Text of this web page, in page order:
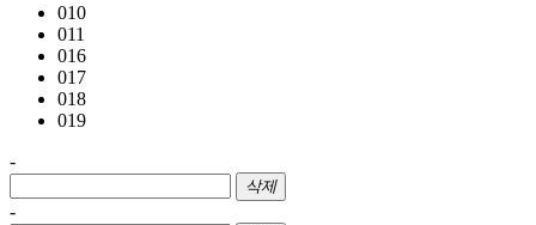
010
011
016
017
018
019
-
삭제
-